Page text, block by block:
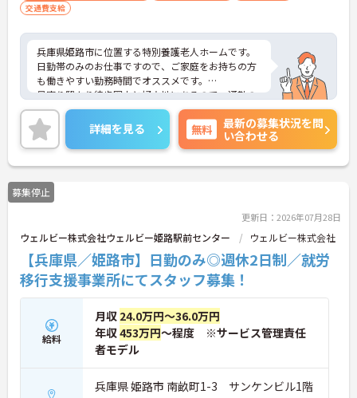
交通費支給
兵庫県姫路市に位置する特別養護老人ホームです。
日勤帯のみのお仕事ですので、ご家庭をお持ちの方
も働きやすい勤務時間でオススメです。
最寄り駅より徒歩圏内と好立地にあるので、通勤の
ストレスが少ないのも嬉しいポイントです。
ご興味をお持ちの方はお気軽にお問い合わせくださ
い。
詳細を見る 無料
最新の募集状況を問
い合わせる
募集停止
更新日：2026年07月28日
ウェルビー株式会社ウェルビー姫路駅前センター ウェルビー株式会社
【兵庫県／姫路市】日勤のみ◎週休2日制／就労
移行支援事業所にてスタッフ募集！
給料
月収 24.0万円～36.0万円
年収453万円～程度 ※サービス管理責任
者モデル
兵庫県 姫路市 南畝町1-3 サンケンビル1階